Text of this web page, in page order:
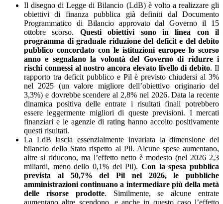
Il disegno di Legge di Bilancio (LdB) è volto a realizzare gli
obiettivi di finanza pubblica già definiti dal Documento
Programmatico di Bilancio approvato dal Governo il 15
ottobre scorso. Questi obiettivi sono in linea con il
programma di graduale riduzione del deficit e del debito
pubblico concordato con le istituzioni europee lo scorso
anno e segnalano la volontà del Governo di ridurre i
rischi connessi al nostro ancora elevato livello di debito. Il
rapporto tra deficit pubblico e Pil è previsto chiudersi al 3%
nel 2025 (un valore migliore dell’obiettivo originario del
3,3%) e dovrebbe scendere al 2,8% nel 2026. Data la recente
dinamica positiva delle entrate i risultati finali potrebbero
essere leggermente migliori di queste previsioni. I mercati
finanziari e le agenzie di rating hanno accolto positivamente
questi risultati.
La LdB lascia essenzialmente invariata la dimensione del
bilancio dello Stato rispetto al Pil. Alcune spese aumentano,
altre si riducono, ma l’effetto netto è modesto (nel 2026 2,3
miliardi, meno dello 0,1% del Pil). Con la spesa pubblica
prevista al 50,7% del Pil nel 2026, le pubbliche
amministrazioni continuano a intermediare più della metà
delle risorse prodotte. Similmente, se alcune entrate
aumentano altre scendono, e anche in questo caso l’effetto